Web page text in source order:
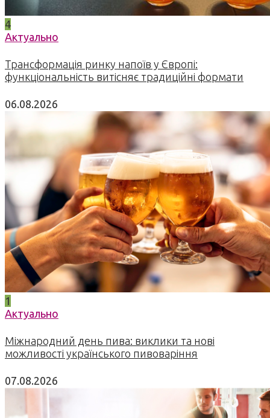
4
Актуально
Трансформація ринку напоїв у Європі:
функціональність витісняє традиційні формати
06.08.2026
1
Актуально
Міжнародний день пива: виклики та нові
можливості українського пивоваріння
07.08.2026